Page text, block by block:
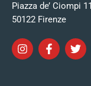
Piazza de’ Ciompi 11
50122 Firenze